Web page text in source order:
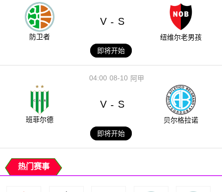
防卫者
V - S
纽维尔老男孩
即将开始
08-10
04:00 阿甲
班菲尔德
V - S
贝尔格拉诺
即将开始
热门赛事